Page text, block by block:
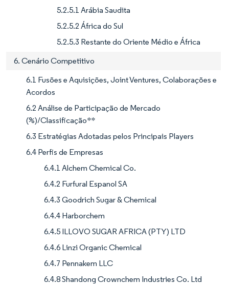
5.2.5.1 Arábia Saudita
5.2.5.2 África do Sul
5.2.5.3 Restante do Oriente Médio e África
6. Cenário Competitivo
6.1 Fusões e Aquisições, Joint Ventures, Colaborações e
Acordos
6.2 Análise de Participação de Mercado
(%)/Classificação**
6.3 Estratégias Adotadas pelos Principais Players
6.4 Perfis de Empresas
6.4.1 Alchem Chemical Co.
6.4.2 Furfural Espanol SA
6.4.3 Goodrich Sugar & Chemical
6.4.4 Harborchem
6.4.5 ILLOVO SUGAR AFRICA (PTY) LTD
6.4.6 Linzi Organic Chemical
6.4.7 Pennakem LLC
6.4.8 Shandong Crownchem Industries Co. Ltd